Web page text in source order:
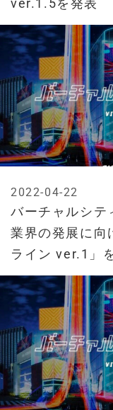
ver.1.5を発表
バーチャルシテ
業界の発展に向
ライン ver.1」
2022-04-22